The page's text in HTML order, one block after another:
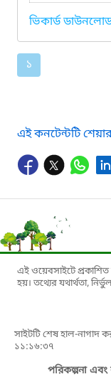
ভিকার্ড
১
এই কনটেন্টটি
এই ওয়েবসাইটে প্রকাশিত
হয়। তথ্যের যথার্থতা,
সাইটটি শেষ হাল-নাগাদ
১১:১৬:৩৭
পরিকল্পনা এবং